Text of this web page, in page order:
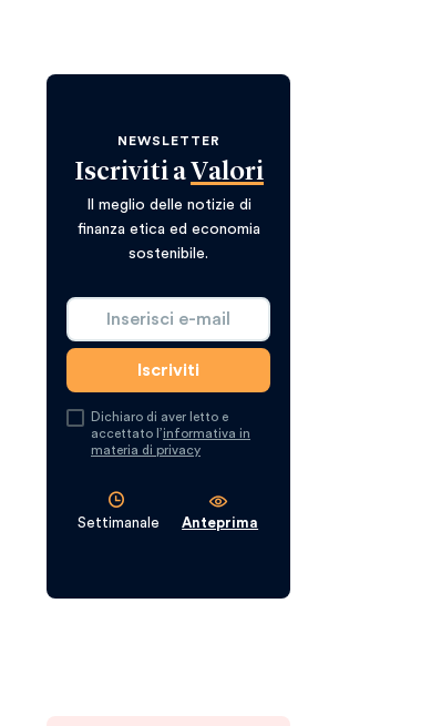
NEWSLETTER
Iscriviti a Valori
Il meglio delle notizie di
finanza etica ed economia
sostenibile.
Dichiaro di aver letto e
accettato l’informativa in
materia di privacy
Settimanale Anteprima